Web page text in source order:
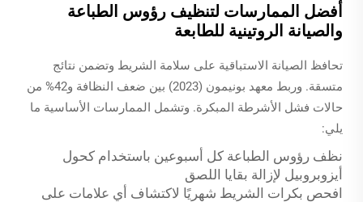
أفضل الممارسات لتنظيف رؤوس الطباعة
والصيانة الروتينية للطابعة
تحافظ الصيانة الاستباقية على سلامة الشريط وتضمن نتائج
متسقة. وربط معهد بونيمون (2023) بين ضعف النظافة و42% من
حالات فشل الأشرطة المبكرة. وتشمل الممارسات الأساسية ما
يلي:
نظف رؤوس الطباعة كل أسبوعين باستخدام كحول
أيزوبروبيل لإزالة بقايا اللصق
افحص بكرات الشريط شهريًا لاكتشاف أي علامات على